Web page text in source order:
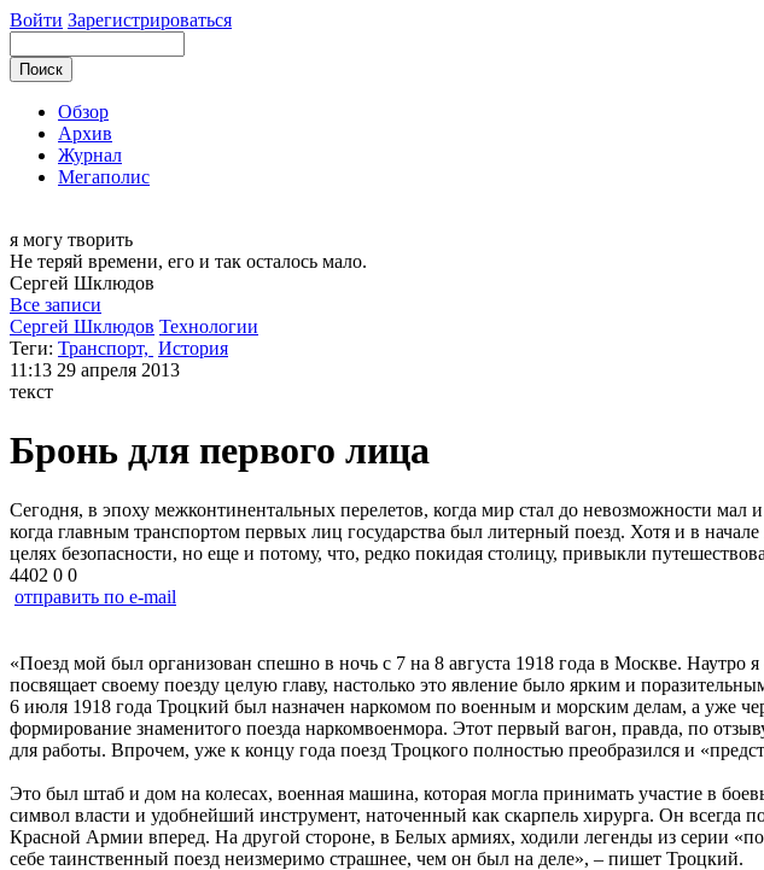
Войти Зарегистрироваться
Обзор
Архив
Журнал
Мегаполис
я могу творить
Не теряй времени, его и так осталось мало.
Сергей Шклюдов
Все записи
Сергей Шклюдов Технологии
Теги: Транспорт, История
11:13 29 апреля 2013
текст
Бронь для первого лица
Сегодня, в эпоху межконтинентальных перелетов, когда мир стал до невозможности
когда главным транспортом первых лиц государства был литерный поезд. Хотя и в
целях безопасности, но еще и потому, что, редко покидая столицу, привыкли
4402 0 0
отправить по e-mail
«Поезд мой был организован спешно в ночь с 7 на 8 августа 1918 года в Москве.
посвящает своему поезду целую главу, настолько это явление было ярким и
6 июля 1918 года Троцкий был назначен наркомом по военным и морским делам, а уже
формирование знаменитого поезда наркомвоенмора. Этот первый вагон, правда, по
для работы. Впрочем, уже к концу года поезд Троцкого полностью преобразился и
Это был штаб и дом на колесах, военная машина, которая могла принимать участие в
символ власти и удобнейший инструмент, наточенный как скарпель хирурга. Он всегда
Красной Армии вперед. На другой стороне, в Белых армиях, ходили легенды из серии
себе таинственный поезд неизмеримо страшнее, чем он был на деле», – пишет Троцкий.